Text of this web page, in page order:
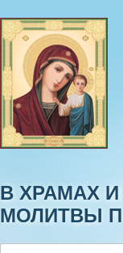
В ХРАМАХ
МОЛИТВЫ